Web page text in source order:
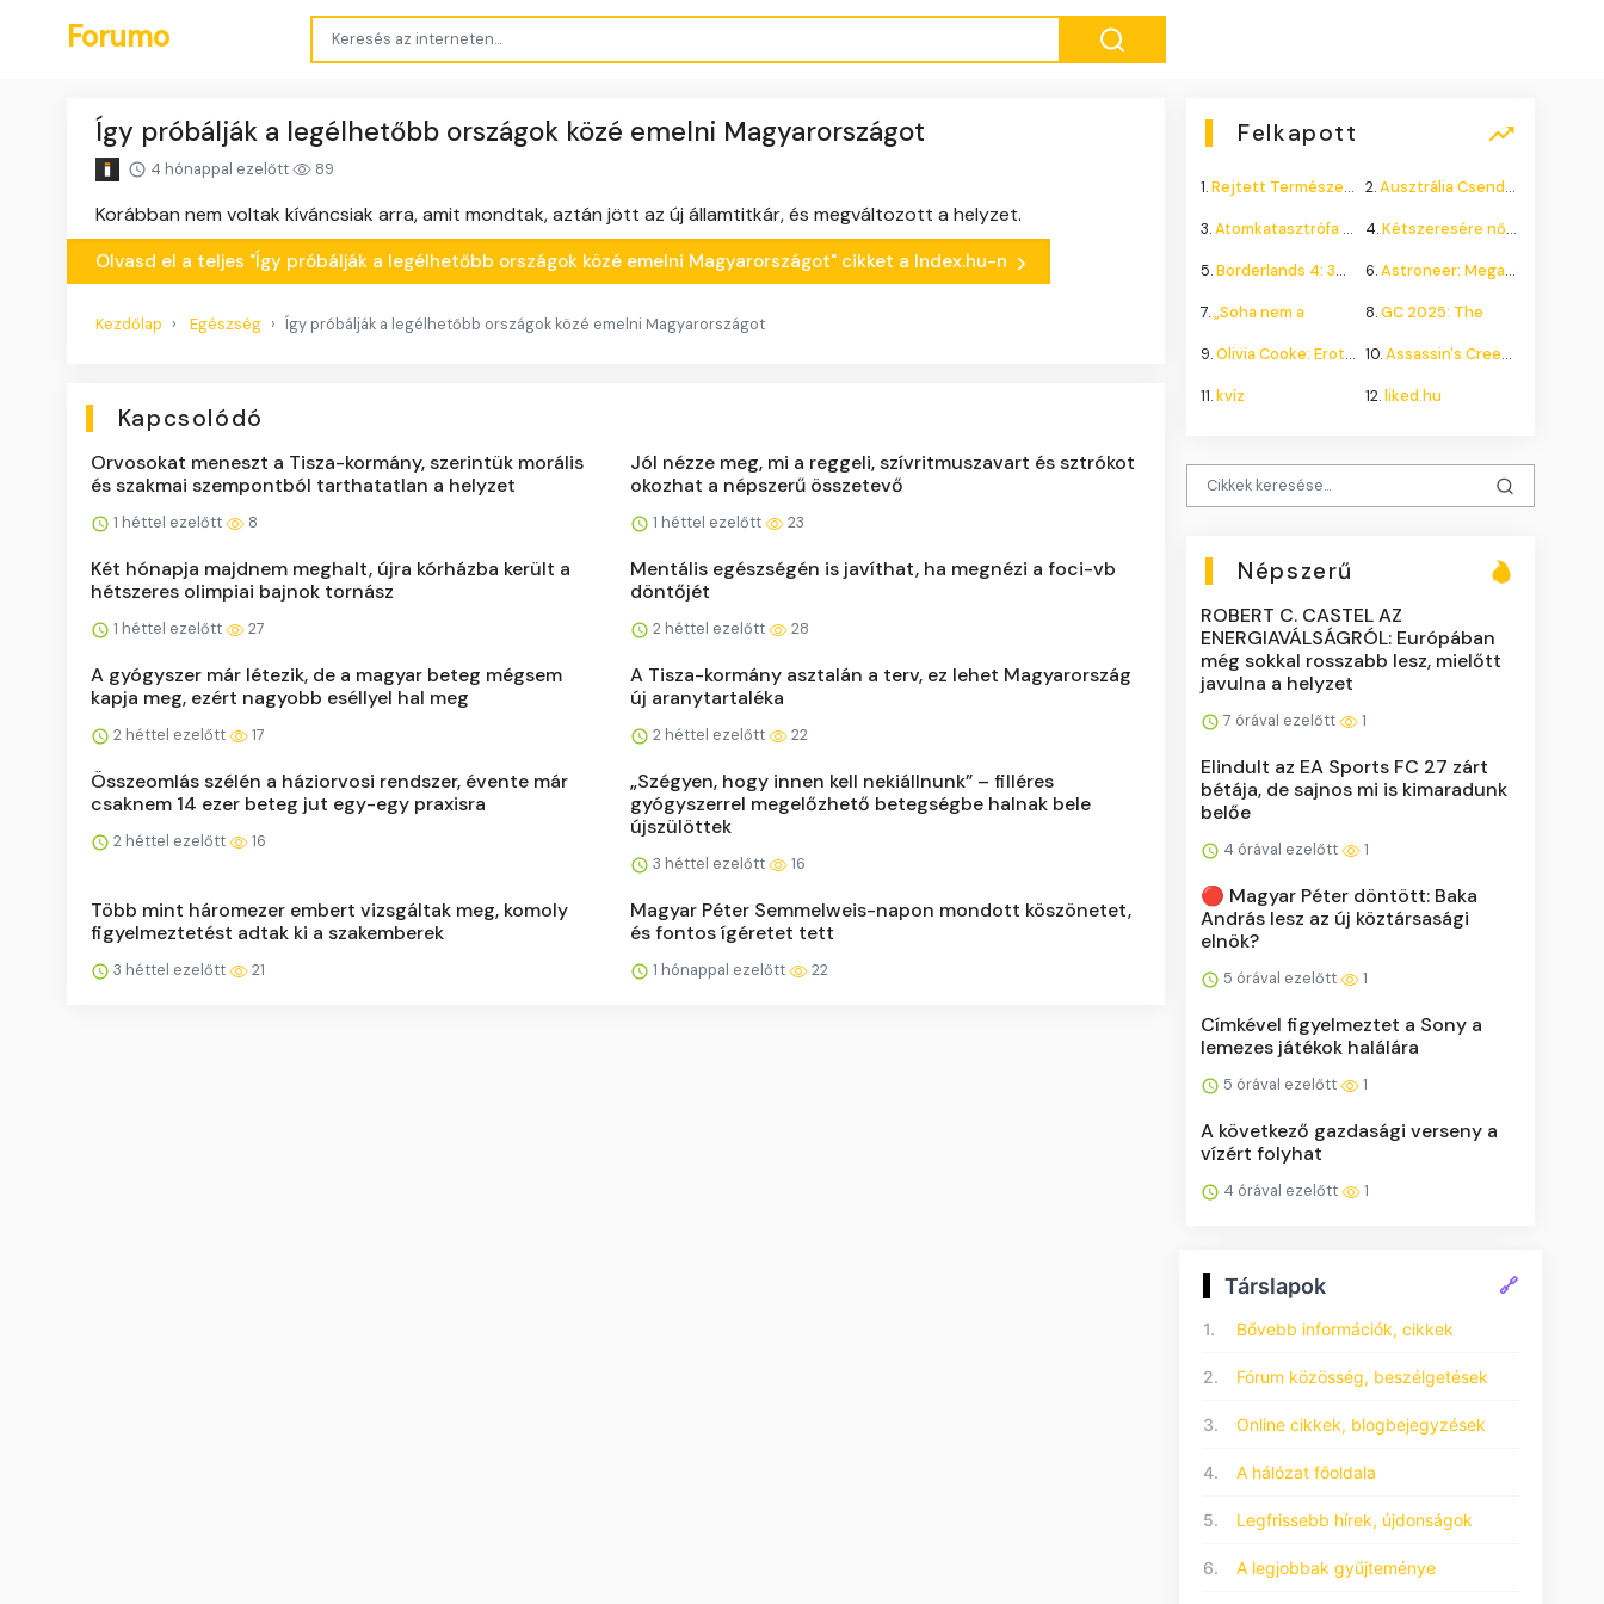
Forumo
Így próbálják a legélhetőbb országok közé emelni Magyarországot
4 hónappal ezelőtt 89
Korábban nem voltak kíváncsiak arra, amit mondtak, aztán jött az új államtitkár, és megváltozott a helyzet.
Olvasd el a teljes "Így próbálják a legélhetőbb országok közé emelni Magyarországot" cikket a Index.hu-n
Kezdőlap Egészség Így próbálják a legélhetőbb országok közé emelni Magyarországot
Kapcsolódó
Orvosokat meneszt a Tisza-kormány, szerintük morális
és szakmai szempontból tarthatatlan a helyzet
1 héttel ezelőtt 8
Jól nézze meg, mi a reggeli, szívritmuszavart és sztrókot
okozhat a népszerű összetevő
1 héttel ezelőtt 23
Két hónapja majdnem meghalt, újra kórházba került a
hétszeres olimpiai bajnok tornász
1 héttel ezelőtt 27
Mentális egészségén is javíthat, ha megnézi a foci-vb
döntőjét
2 héttel ezelőtt 28
A gyógyszer már létezik, de a magyar beteg mégsem
kapja meg, ezért nagyobb eséllyel hal meg
2 héttel ezelőtt 17
A Tisza-kormány asztalán a terv, ez lehet Magyarország
új aranytartaléka
2 héttel ezelőtt 22
Összeomlás szélén a háziorvosi rendszer, évente már
csaknem 14 ezer beteg jut egy-egy praxisra
2 héttel ezelőtt 16
„Szégyen, hogy innen kell nekiállnunk” – filléres
gyógyszerrel megelőzhető betegségbe halnak bele
újszülöttek
3 héttel ezelőtt 16
Több mint háromezer embert vizsgáltak meg, komoly
figyelmeztetést adtak ki a szakemberek
3 héttel ezelőtt 21
Magyar Péter Semmelweis-napon mondott köszönetet,
és fontos ígéretet tett
1 hónappal ezelőtt 22
Felkapott
1.Rejtett Természeti Csoda 2.Ausztrália Csendes Összeomlása
3.Atomkatasztrófa 1985: A 4.Kétszeresére nőhet a
5.Borderlands 4: 300.000+ 6.Astroneer: Megatech DLC
7.„Soha nem a 8.GC 2025: The
9.Olivia Cooke: Erotikus 10.Assassin's Creed Shadows
11.kvíz 12.liked.hu
Népszerű
ROBERT C. CASTEL AZ
ENERGIAVÁLSÁGRÓL: Európában
még sokkal rosszabb lesz, mielőtt
javulna a helyzet
7 órával ezelőtt 1
Elindult az EA Sports FC 27 zárt
bétája, de sajnos mi is kimaradunk
belőe
4 órával ezelőtt 1
🔴 Magyar Péter döntött: Baka
András lesz az új köztársasági
elnök?
5 órával ezelőtt 1
Címkével figyelmeztet a Sony a
lemezes játékok halálára
5 órával ezelőtt 1
A következő gazdasági verseny a
vízért folyhat
4 órával ezelőtt 1
Társlapok 🔗
1. Bővebb információk, cikkek
2. Fórum közösség, beszélgetések
3. Online cikkek, blogbejegyzések
4. A hálózat főoldala
5. Legfrissebb hírek, újdonságok
6. A legjobbak gyűjteménye